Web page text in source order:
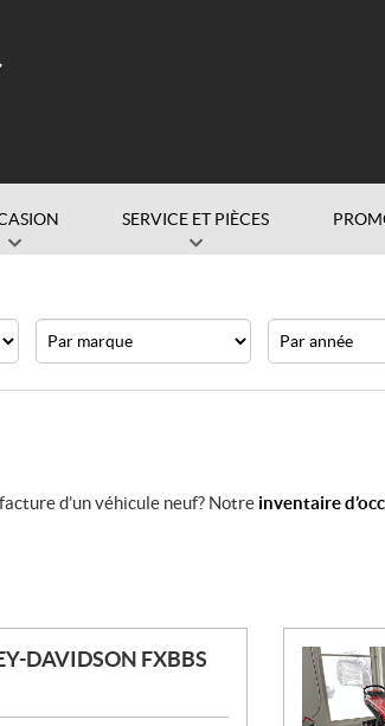
SERVICE ET PIÈCES
d’un véhicule neuf? Notre inventaire
DAVIDSON FXBBS